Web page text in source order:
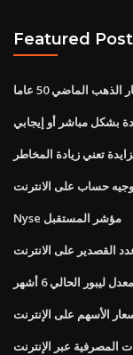
Featured
الماضي 50 عاما
بشكل مباشر أو إيجابي
تعني زيادة المخاطر
حساب على الانترنت
Nyse مؤشر المستقبل
القصدير على الانترنت
ليبور الحالي 6 أشهر
الأسهم على الإنترنت
المصرفية عبر الإنترنت